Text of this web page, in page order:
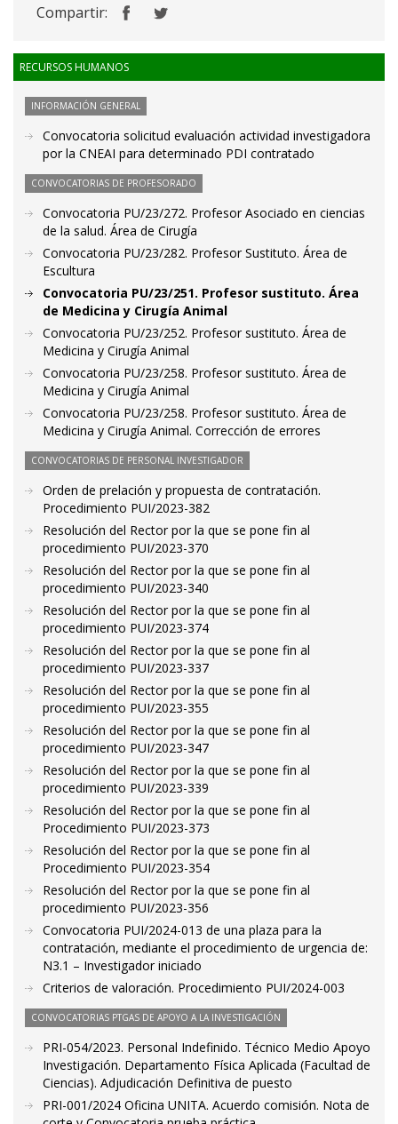
Compartir:
RECURSOS HUMANOS
INFORMACIÓN GENERAL
Convocatoria solicitud evaluación actividad investigadora
por la CNEAI para determinado PDI contratado
CONVOCATORIAS DE PROFESORADO
Convocatoria PU/23/272. Profesor Asociado en ciencias
de la salud. Área de Cirugía
Convocatoria PU/23/282. Profesor Sustituto. Área de
Escultura
Convocatoria PU/23/251. Profesor sustituto. Área
de Medicina y Cirugía Animal
Convocatoria PU/23/252. Profesor sustituto. Área de
Medicina y Cirugía Animal
Convocatoria PU/23/258. Profesor sustituto. Área de
Medicina y Cirugía Animal
Convocatoria PU/23/258. Profesor sustituto. Área de
Medicina y Cirugía Animal. Corrección de errores
CONVOCATORIAS DE PERSONAL INVESTIGADOR
Orden de prelación y propuesta de contratación.
Procedimiento PUI/2023-382
Resolución del Rector por la que se pone fin al
procedimiento PUI/2023-370
Resolución del Rector por la que se pone fin al
procedimiento PUI/2023-340
Resolución del Rector por la que se pone fin al
procedimiento PUI/2023-374
Resolución del Rector por la que se pone fin al
procedimiento PUI/2023-337
Resolución del Rector por la que se pone fin al
procedimiento PUI/2023-355
Resolución del Rector por la que se pone fin al
procedimiento PUI/2023-347
Resolución del Rector por la que se pone fin al
procedimiento PUI/2023-339
Resolución del Rector por la que se pone fin al
Procedimiento PUI/2023-373
Resolución del Rector por la que se pone fin al
Procedimiento PUI/2023-354
Resolución del Rector por la que se pone fin al
procedimiento PUI/2023-356
Convocatoria PUI/2024-013 de una plaza para la
contratación, mediante el procedimiento de urgencia de:
N3.1 – Investigador iniciado
Criterios de valoración. Procedimiento PUI/2024-003
CONVOCATORIAS PTGAS DE APOYO A LA INVESTIGACIÓN
PRI-054/2023. Personal Indefinido. Técnico Medio Apoyo
Investigación. Departamento Física Aplicada (Facultad de
Ciencias). Adjudicación Definitiva de puesto
PRI-001/2024 Oficina UNITA. Acuerdo comisión. Nota de